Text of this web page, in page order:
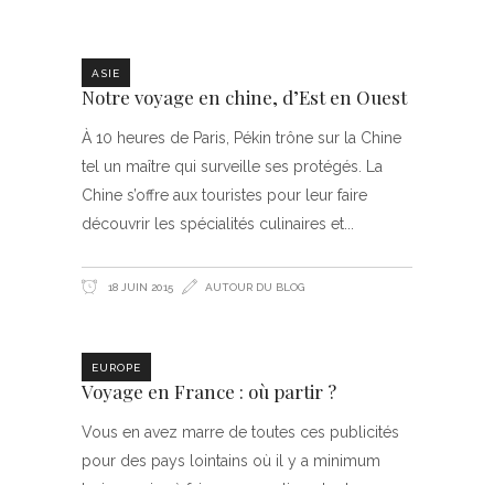
ASIE
Notre voyage en chine, d’Est en Ouest
À 10 heures de Paris, Pékin trône sur la Chine
tel un maître qui surveille ses protégés. La
Chine s’offre aux touristes pour leur faire
découvrir les spécialités culinaires et
18 JUIN 2015 AUTOUR DU BLOG
EUROPE
Voyage en France : où partir ?
Vous en avez marre de toutes ces publicités
pour des pays lointains où il y a minimum